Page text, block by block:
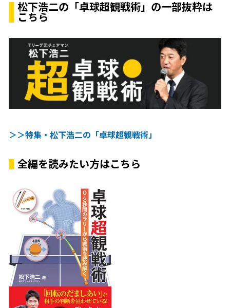
松下浩二の「卓球超観戦術」の一部抜粋は
こちら
＞＞特集・松下浩二の「卓球超観戦術」
全編を読みたい方はこちら